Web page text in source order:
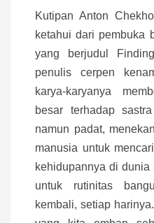
Kutipan Anton
ketahui dari pembuka
yang berjudul
penulis cerpen
karya-karyanya
besar terhadap
namun padat,
manusia untuk
kehidupannya di
untuk rutinitas
kembali, setiap